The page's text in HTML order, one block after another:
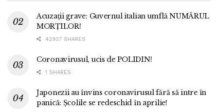
Acuzații grave: Guvernul italian umflă NUMĂRUL
MORȚILOR!
42937 SHARES
Coronavirusul, ucis de POLIDIN!
1 SHARES
Japonezii au învins coronavirusul fără să intre în
panică: Școlile se redeschid în aprilie!